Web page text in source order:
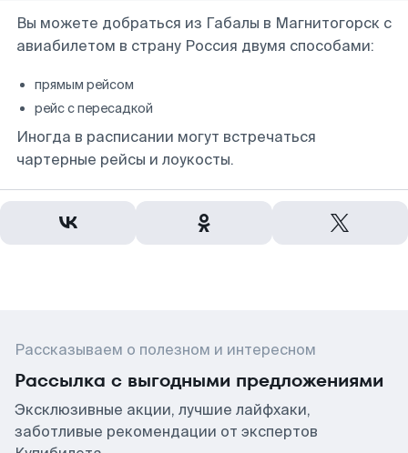
Вы можете добраться из Габалы в Магнитогорск с
авиабилетом в страну Россия двумя способами:
прямым рейсом
рейс с пересадкой
Иногда в расписании могут встречаться
чартерные рейсы и лоукосты.
Рассказываем о полезном и интересном
Рассылка с выгодными предложениями
Эксклюзивные акции, лучшие лайфхаки,
заботливые рекомендации от экспертов